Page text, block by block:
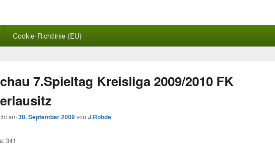
Cookie-Richtlinie (EU)
7.Spieltag Kreisliga 2009/2010 FK
am 30. September 2009von J.Rohde
341